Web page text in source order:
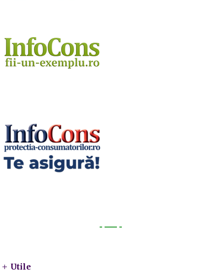
Utile